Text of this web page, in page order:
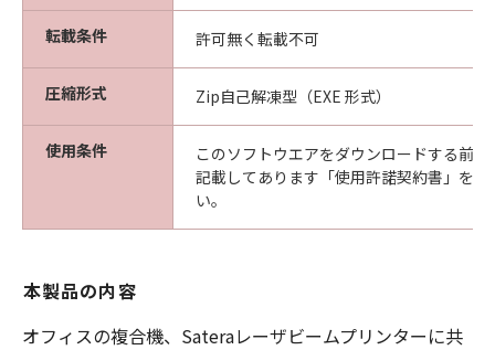
転載条件 許可無く転載不可
圧縮形式 Zip自己解凍型（EXE 形式）
使用条件
このソフトウエアをダウンロードする前
記載してあります「使用許諾契約書」を
い。
本製品の内容
オフィスの複合機、Sateraレーザビームプリンターに共